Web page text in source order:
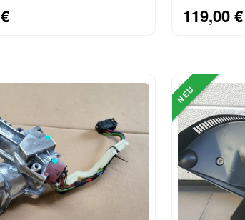
Abdeckung
8397501
119,00 €
NEU